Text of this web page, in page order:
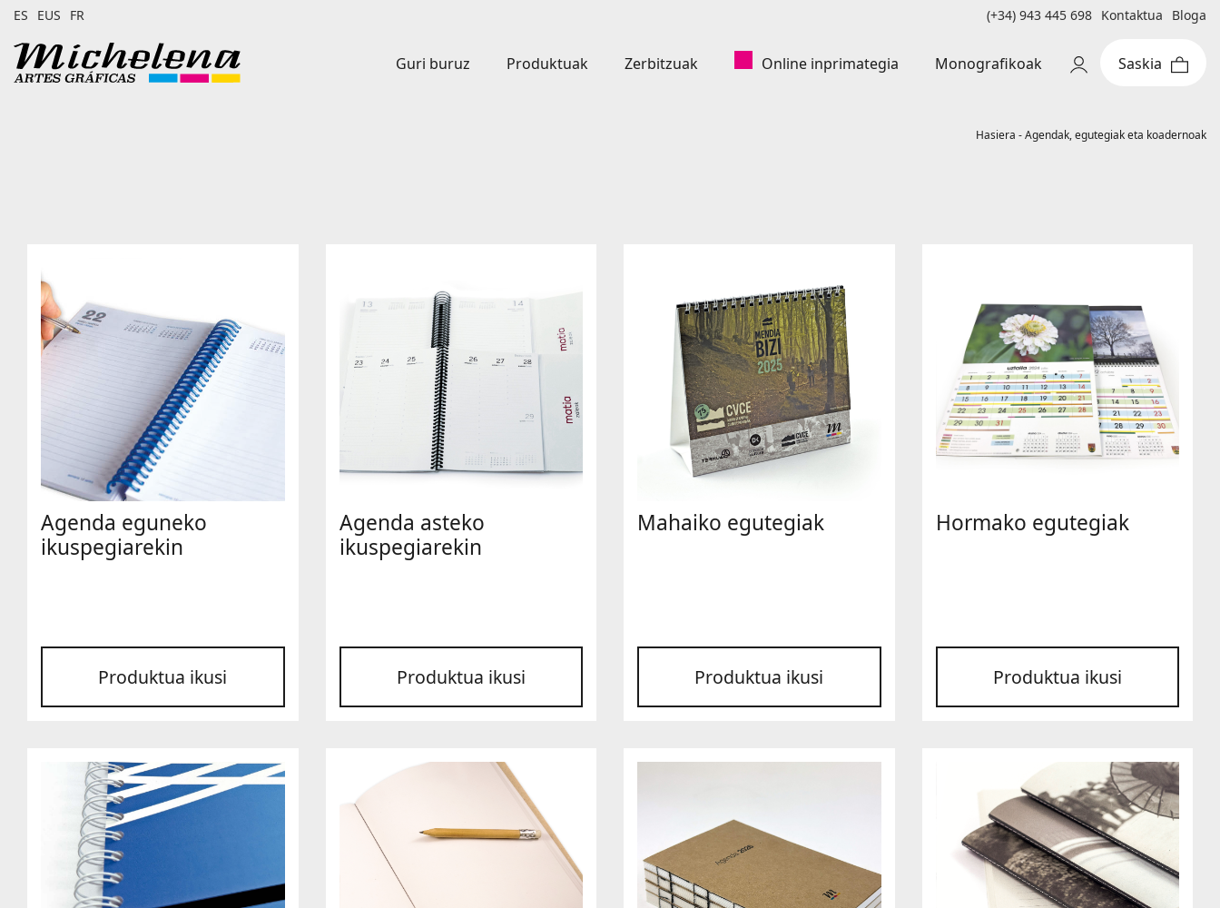
ES EUS FR (+34) 943 445 698 Kontaktua Bloga
Guri buruz Produktuak Zerbitzuak Online inprimategia Monografikoak
Hasiera -Agendak, egutegiak eta koadernoak
Agenda eguneko
ikuspegiarekin
Produktua ikusi
Agenda asteko
ikuspegiarekin
Produktua ikusi
Mahaiko egutegiak
Produktua ikusi
Hormako egutegiak
Produktua ikusi